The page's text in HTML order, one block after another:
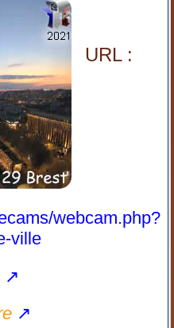
URL :
webcam.php?
ville
↗
↗